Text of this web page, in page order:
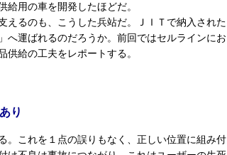
用の車を開発したほどだ。
えるのも、こうした兵站だ。ＪＩＴで納入された
へ運ばれるのだろうか。前回ではセルラインにお
供給の工夫をレポートする。
り
これを１点の誤りもなく、正しい位置に組み付